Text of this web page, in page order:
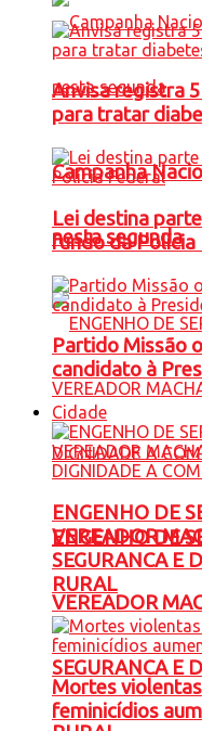
Campanha
nesta segunda
ENGENHO DE
VEREADOR
SEGURANCA E
Anvisa registra
para tratar
Lei destina
fundo da Polícia
Partido Missão
candidato à
Cidade
ENGENHO DE
VEREADOR
SEGURANCA E
RURAL
Mortes
feminicídios